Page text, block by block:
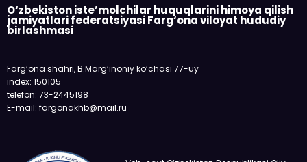
O‘zbekiston iste’molchilar huquqlarini himoya qilish
jamiyatlari federatsiyasi Farg‘ona viloyat hududiy
birlashmasi
Farg‘ona shahri, B.Marg‘inoniy ko‘chasi 77-uy
index: 150105
telefon: 73-2445198
E-mail: fargonakhb@mail.ru